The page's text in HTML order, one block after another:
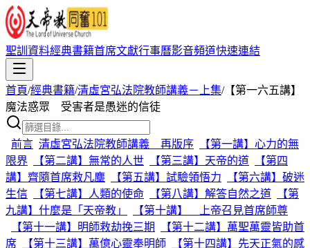
聖訓資料經典書籍首席文獻行事曆影音頻道快速連結
首頁/經典書籍/清虛宮弘法院教師講義－上集/【第一六五講】
魔法惑眾 受害者是愚迷的信徒
前言 清虛宮弘法院教師講義 再版序
【第一講】心力的無
限界
【第二講】無常的人世 【第三講】天帝的道
【第四
講】齊隨首席救凡塵
【第五講】試驗領悟力
【第六講】破迷
生信
【第七講】人類的使命 【第八講】解答自然之道
【第
九講】什麼是「天帝教」
【第十講】 上帝召見首席師尊
【第十一講】明師救劫挽三期
【第十二講】萬聖萬靈皆助首
席
【第十三講】萬億心靈奉明師
【第十四講】先天正氣的感